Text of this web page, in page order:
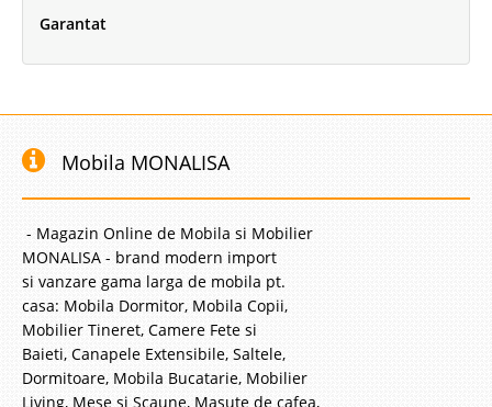
Garantat
Mobila MONALISA
- Magazin Online de Mobila si Mobilier
MONALISA - brand modern import
si vanzare gama larga de mobila pt.
casa: Mobila Dormitor, Mobila Copii,
Mobilier Tineret, Camere Fete si
Baieti, Canapele Extensibile, Saltele,
Dormitoare, Mobila Bucatarie, Mobilier
Living, Mese si Scaune, Masute de cafea,